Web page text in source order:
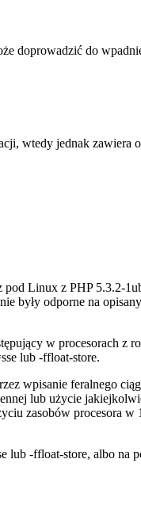
doprowadzić do
wtedy jednak zawiera
Linux z PHP 5.3.2-
odporne na opisany
w procesorach z
lub -ffloat-store.
wpisanie feralnego
lub użycie
zasobów procesora
lub -ffloat-store, albo na